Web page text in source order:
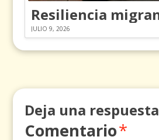
JULIO 9, 2026
Deja una respuesta
Comentario*